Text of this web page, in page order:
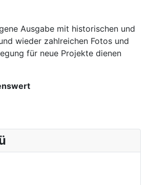
Ausgabe mit historischen und
wieder zahlreichen Fotos und
für neue Projekte dienen